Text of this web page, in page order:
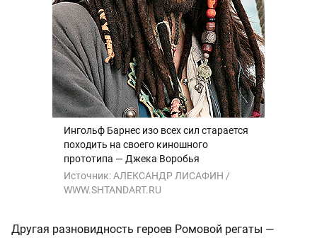
Ингольф Барнес изо всех сил старается
походить на своего киношного
прототипа — Джека Воробья
Источник:АЛЕКСАНДР ЛИСАФИН /
WWW.SHTANDART.RU
Другая разновидность героев Ромовой регаты —